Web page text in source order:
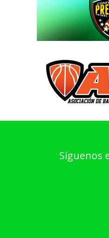
Síguenos